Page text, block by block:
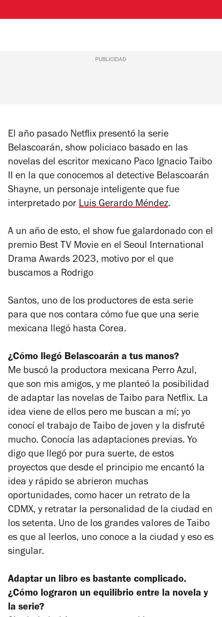
PUBLICIDAD
El año pasado Netflix presentó la serie
Belascoarán, show policiaco basado en las
novelas del escritor mexicano Paco Ignacio Taibo
II en la que conocemos al detective Belascoarán
Shayne, un personaje inteligente que fue
interpretado por Luis Gerardo Méndez.
A un año de esto, el show fue galardonado con el
premio Best TV Movie en el Seoul International
Drama Awards 2023, motivo por el que
buscamos a Rodrigo
Santos, uno de los productores de esta serie
para que nos contara cómo fue que una serie
mexicana llegó hasta Corea.
¿Cómo llegó Belascoarán a tus manos?
Me buscó la productora mexicana Perro Azul,
que son mis amigos, y me planteó la posibilidad
de adaptar las novelas de Taibo para Netflix. La
idea viene de ellos pero me buscan a mí; yo
conocí el trabajo de Taibo de joven y la disfruté
mucho. Conocía las adaptaciones previas. Yo
digo que llegó por pura suerte, de estos
proyectos que desde el principio me encantó la
idea y rápido se abrieron muchas
oportunidades, como hacer un retrato de la
CDMX, y retratar la personalidad de la ciudad en
los setenta. Uno de los grandes valores de Taibo
es que al leerlos, uno conoce a la ciudad y eso es
singular.
Adaptar un libro es bastante complicado.
¿Cómo lograron un equilibrio entre la novela y
la serie?